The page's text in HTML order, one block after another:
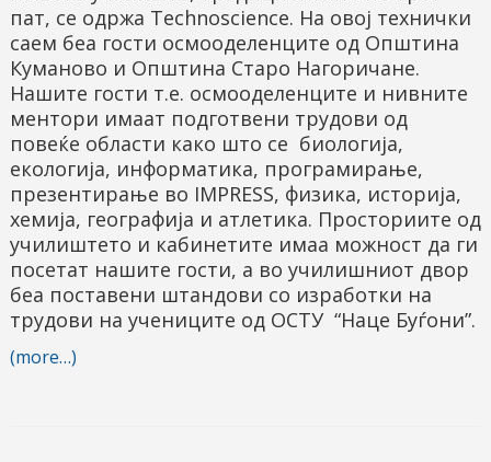
пат, се одржа Technoscience. На овој технички
саем беа гости осмооделенците од Општина
Куманово и Општина Старо Нагоричане.
Нашите гости т.е. осмооделенците и нивните
ментори имаат подготвени трудови од
повеќе области како што се биологија,
екологија, информатика, програмирање,
презентирање во IMPRESS, физика, историја,
хемија, географија и атлетика. Просториите од
училиштето и кабинетите имаа можност да ги
посетат нашите гости, а во училишниот двор
беа поставени штандови со изработки на
трудови на учениците од ОСТУ “Наце Буѓони”.
(more…)